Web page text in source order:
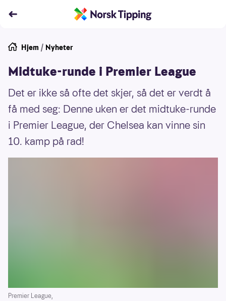
Hjem / Nyheter
Midtuke-runde i Premier League
Det er ikke så ofte det skjer, så det er verdt å
få med seg: Denne uken er det midtuke-runde
i Premier League, der Chelsea kan vinne sin
10. kamp på rad!
Premier League,